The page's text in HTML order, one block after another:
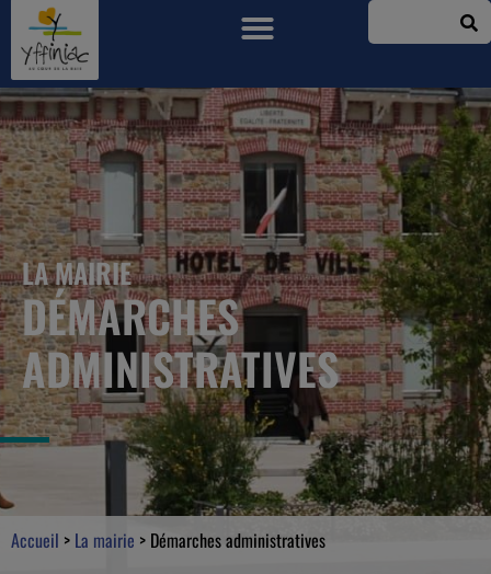
LA MAIRIE
DÉMARCHES
ADMINISTRATIVES
Accueil > La mairie > Démarches administratives